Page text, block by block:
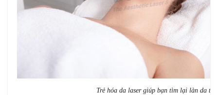
Trẻ hóa da laser giúp bạn tìm lại làn da